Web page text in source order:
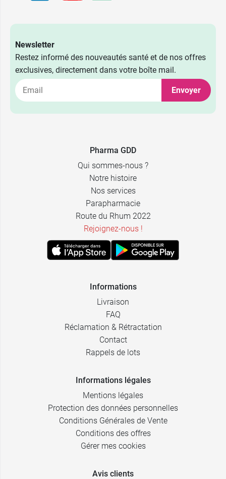
9,49 €
comprimés
Newsletter
Restez informé des nouveautés santé et de nos offres
exclusives, directement dans votre boîte mail.
Envoyer
Pharma GDD
Qui sommes-nous ?
Notre histoire
Nos services
Parapharmacie
Route du Rhum 2022
Rejoignez-nous !
Informations
Livraison
FAQ
Réclamation & Rétractation
Contact
Rappels de lots
Informations légales
Mentions légales
Protection des données personnelles
Conditions Générales de Vente
Conditions des offres
Gérer mes cookies
Avis clients